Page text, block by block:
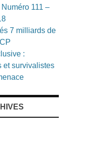
111 –
7 milliards de
:
et survivalistes